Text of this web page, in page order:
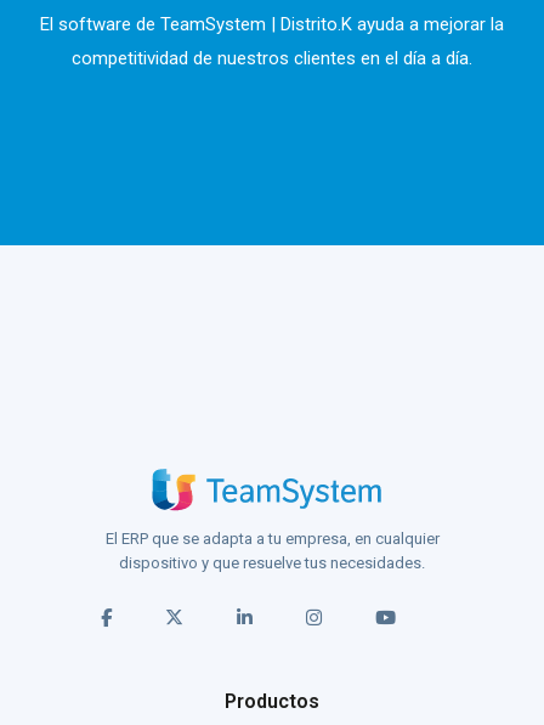
El software de TeamSystem | Distrito.K ayuda a mejorar la
competitividad de nuestros clientes en el día a día.
El ERP que se adapta a tu empresa, en cualquier
dispositivo y que resuelve tus necesidades.
Productos